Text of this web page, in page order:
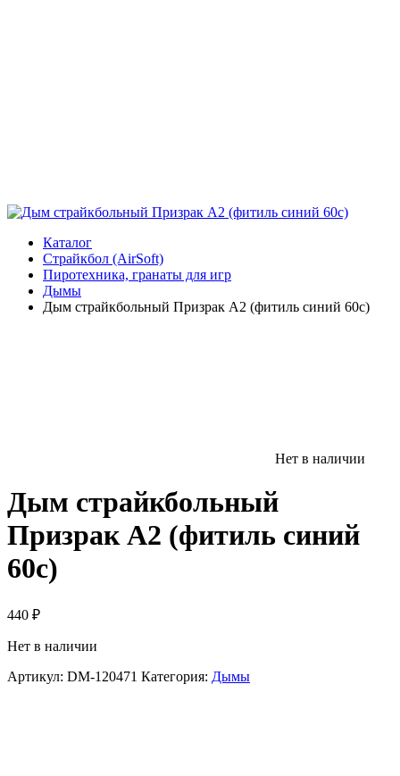
Каталог
Страйкбол (AirSoft)
Пиротехника, гранаты для игр
Дымы
Дым страйкбольный Призрак А2 (фитиль синий 60с)
Нет в наличии
Дым страйкбольный
Призрак А2 (фитиль синий
60с)
440 ₽
Нет в наличии
Артикул: DM-120471 Категория: Дымы